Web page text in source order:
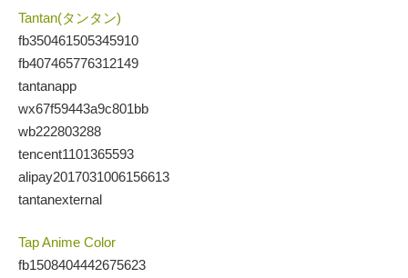
Tantan(タンタン)
fb350461505345910
fb407465776312149
tantanapp
wx67f59443a9c801bb
wb222803288
tencent1101365593
alipay2017031006156613
tantanexternal
Tap Anime Color
fb1508404442675623